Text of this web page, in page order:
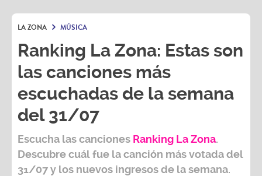
LA ZONA MÚSICA
Ranking La Zona: Estas son
las canciones más
escuchadas de la semana
del 31/07
Escucha las canciones Ranking La Zona.
Descubre cuál fue la canción más votada del
31/07y los nuevos ingresos de la semana.